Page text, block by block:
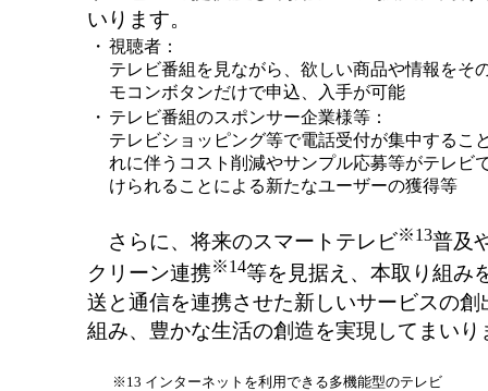
いります。
・ 視聴者：
テレビ番組を見ながら、欲しい商品や情報をそ
モコンボタンだけで申込、入手が可能
・ テレビ番組のスポンサー企業様等：
テレビショッピング等で電話受付が集中するこ
れに伴うコスト削減やサンプル応募等がテレビ
けられることによる新たなユーザーの獲得等
さらに、将来のスマートテレビ※13普及
クリーン連携※14等を見据え、本取り組み
送と通信を連携させた新しいサービスの創
組み、豊かな生活の創造を実現してまいり
※13 インターネットを利用できる多機能型のテレビ